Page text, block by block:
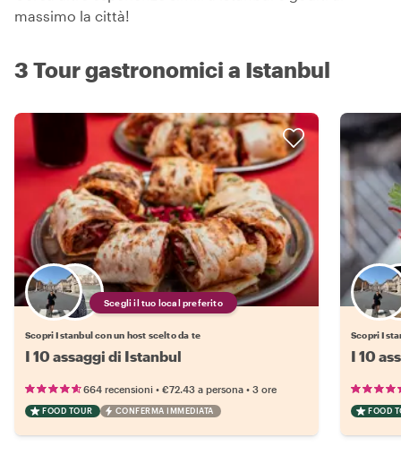
massimo la città!
3 Tour gastronomici a Istanbul
Scegli il tuo local preferito
Scopri Istanbul con un host scelto da te
I 10 assaggi di Istanbul
664 recensioni • €72.43 a persona • 3 ore
FOOD TOUR CONFERMA IMMEDIATA
Scopri
I 10
FOOD